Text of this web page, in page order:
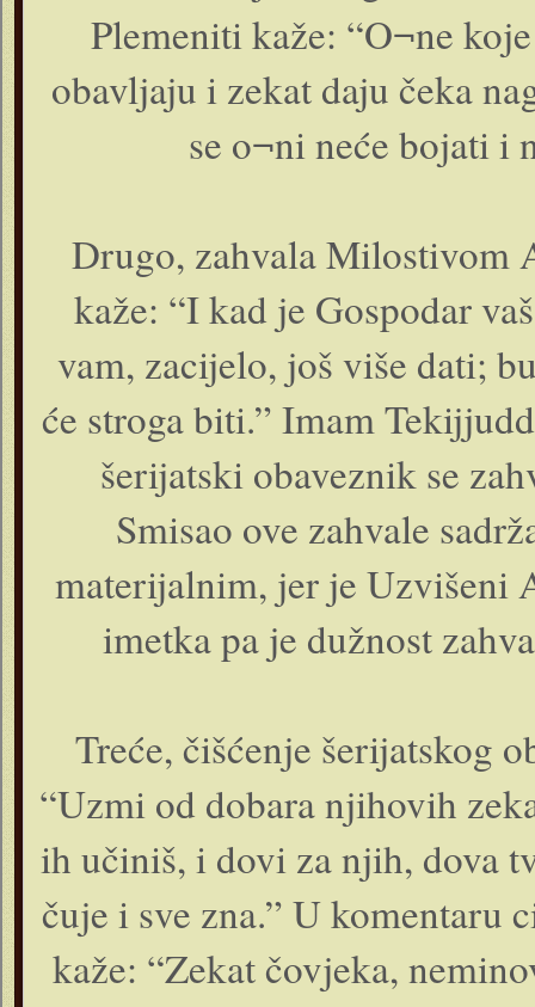
Plemeniti kaže: “O¬ne
obavljaju i zekat daju čeka
se o¬ni neće bojati i
Drugo, zahvala Milostivom
kaže: “I kad je Gospodar
vam, zacijelo, još više dati;
će stroga biti.” Imam
šerijatski obaveznik se
Smisao ove zahvale
materijalnim, jer je Uzvišeni
imetka pa je dužnost
Treće, čišćenje šerijatskog
“Uzmi od dobara njihovih
ih učiniš, i dovi za njih, dova
čuje i sve zna.” U komentaru
kaže: “Zekat čovjeka,